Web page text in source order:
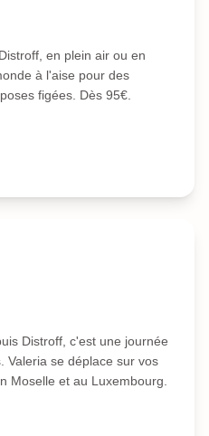
en plein air ou en
à l'aise pour des
figées. Dès 95€.
Distroff, c'est une journée
Valeria se déplace sur vos
Moselle et au Luxembourg.